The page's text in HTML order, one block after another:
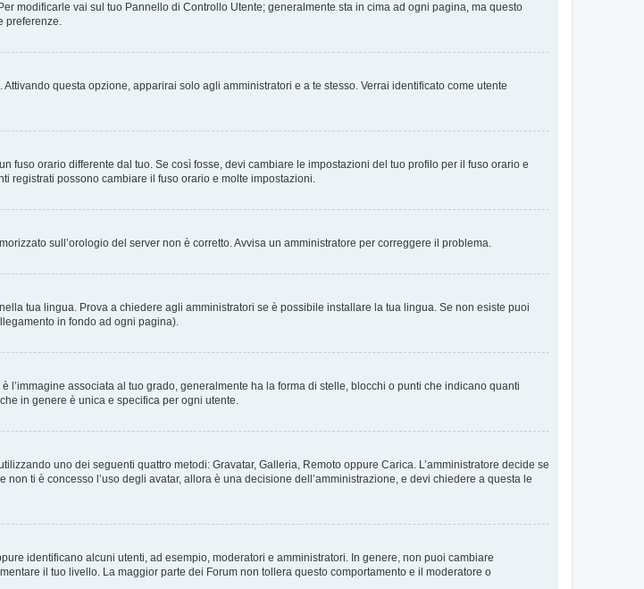
modificarle vai sul tuo Pannello di Controllo Utente; generalmente sta in cima ad ogni pagina, ma questo
preferenze.
. Attivando questa opzione, apparirai solo agli amministratori e a te stesso. Verrai identificato come utente
fuso orario differente dal tuo. Se così fosse, devi cambiare le impostazioni del tuo profilo per il fuso orario e
registrati possono cambiare il fuso orario e molte impostazioni.
sull’orologio del server non è corretto. Avvisa un amministratore per correggere il problema.
tua lingua. Prova a chiedere agli amministratori se è possibile installare la tua lingua. Se non esiste puoi
in fondo ad ogni pagina).
associata al tuo grado, generalmente ha la forma di stelle, blocchi o punti che indicano quanti
in genere è unica e specifica per ogni utente.
uno dei seguenti quattro metodi: Gravatar, Galleria, Remoto oppure Carica. L’amministratore decide se
ti è concesso l’uso degli avatar, allora è una decisione dell’amministrazione, e devi chiedere a questa le
identificano alcuni utenti, ad esempio, moderatori e amministratori. In genere, non puoi cambiare
il tuo livello. La maggior parte dei Forum non tollera questo comportamento e il moderatore o